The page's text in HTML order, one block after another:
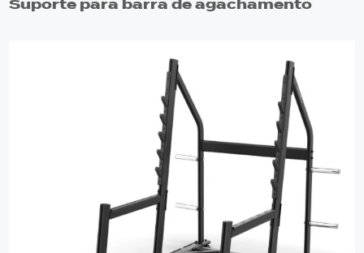
Suporte para barra de agachamento